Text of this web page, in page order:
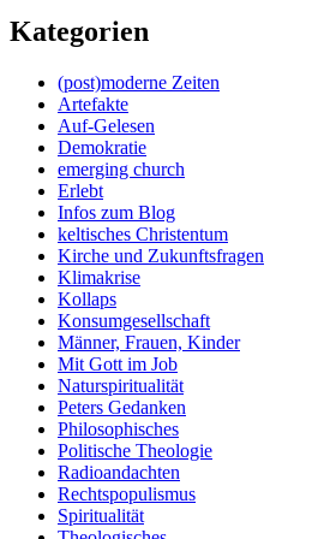
Kategorien
(post)moderne Zeiten
Artefakte
Auf-Gelesen
Demokratie
emerging church
Erlebt
Infos zum Blog
keltisches Christentum
Kirche und Zukunftsfragen
Klimakrise
Kollaps
Konsumgesellschaft
Männer, Frauen, Kinder
Mit Gott im Job
Naturspiritualität
Peters Gedanken
Philosophisches
Politische Theologie
Radioandachten
Rechtspopulismus
Spiritualität